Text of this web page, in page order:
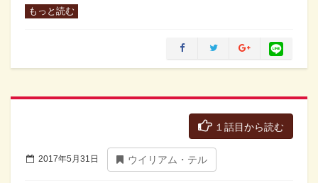
もっと読む
１話目から読む
2017年5月31日 ウイリアム・テル